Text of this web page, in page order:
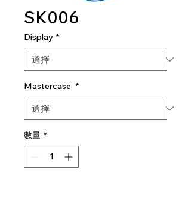
SK006
Display *
Mastercase *
數量 *